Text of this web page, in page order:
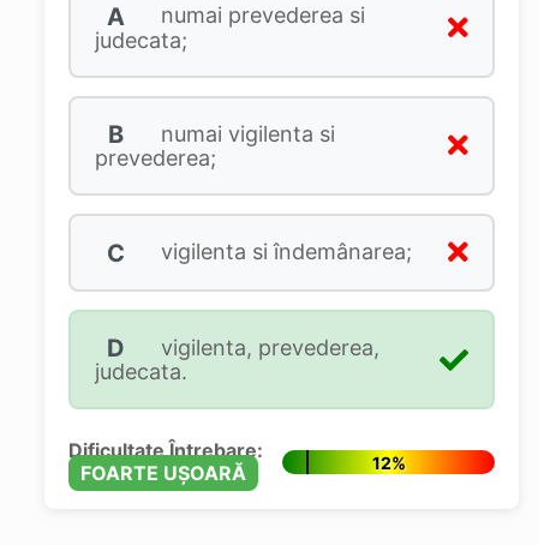
A
numai prevederea si
judecata;
B
numai vigilenta si
prevederea;
C vigilenta si îndemânarea;
D
vigilenta, prevederea,
judecata.
Dificultate Întrebare:
FOARTE UȘOARĂ
12%